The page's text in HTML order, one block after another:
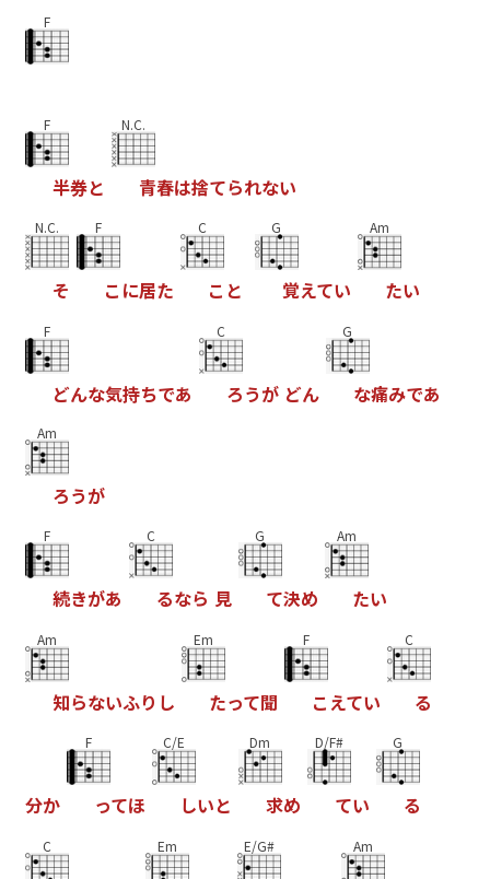
F
F
半券と
N.C.
青春は捨てられない
N.C.
そ
F
こ に居た
C
こ と
G
覚えてい
Am
たい
F
どんな気持ちであ
C
ろうが どん
G
な痛みであ
Am
ろうが
F
続きがあ
C
るなら 見
G
て決め
Am
たい
Am
知らないふり し
Em
たって聞
F
こ えてい
C
る
分か
F
ってほ
C/E
しいと
Dm
求め
D/F#
てい
G
る
C Em E/G# Am